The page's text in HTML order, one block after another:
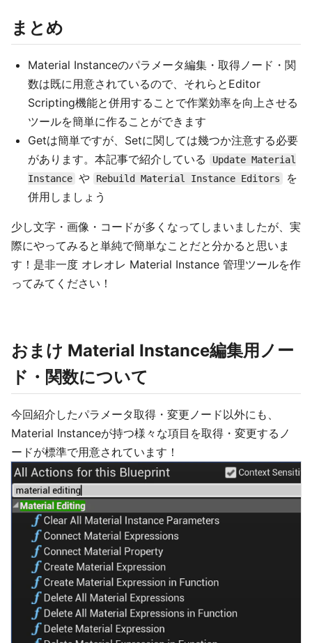
まとめ
Material Instanceのパラメータ編集・取得ノード・関
数は既に用意されているので、それらとEditor
Scripting機能と併用することで作業効率を向上させる
ツールを簡単に作ることができます
Getは簡単ですが、Setに関しては幾つか注意する必要
があります。本記事で紹介している
Update Material
Instance や Rebuild Material Instance Editors
を
併用しましょう
少し文字・画像・コードが多くなってしまいましたが、実
際にやってみると単純で簡単なことだと分かると思いま
す！是非一度 オレオレ Material Instance 管理ツールを作
ってみてください！
おまけ Material Instance編集用ノー
ド・関数について
今回紹介したパラメータ取得・変更ノード以外にも、
Material Instanceが持つ様々な項目を取得・変更するノ
ードが標準で用意されています！